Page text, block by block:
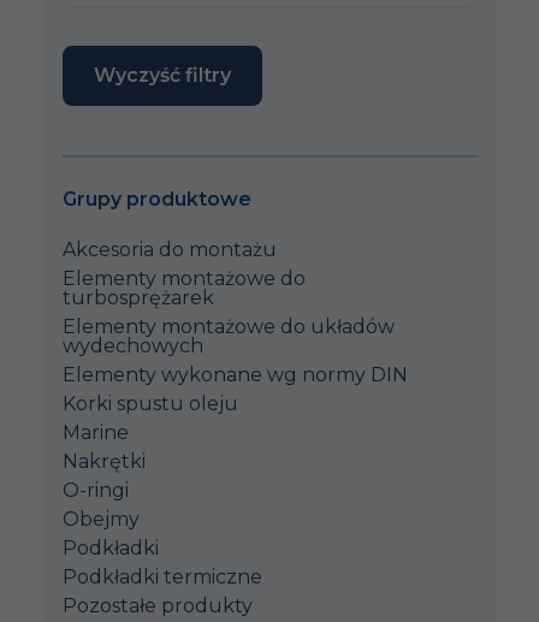
Wyczyść filtry
Grupy produktowe
Akcesoria do montażu
Elementy montażowe do
turbosprężarek
Elementy montażowe do układów
wydechowych
Elementy wykonane wg normy DIN
Korki spustu oleju
Marine
Nakrętki
O-ringi
Obejmy
Podkładki
Podkładki termiczne
Pozostałe produkty